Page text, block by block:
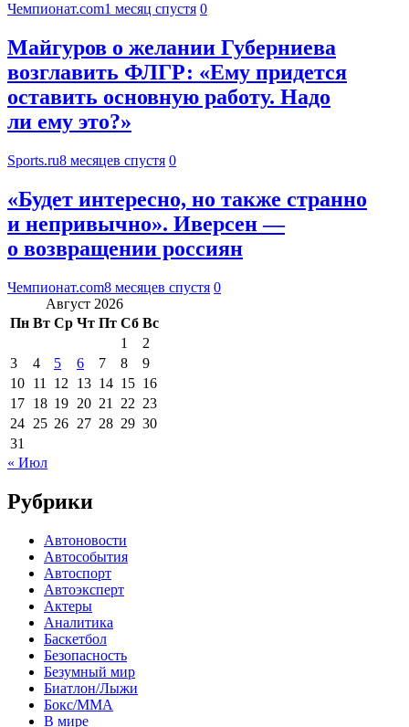
Чемпионат.com1 месяц спустя 0
Майгуров о желании Губерниева
возглавить ФЛГР: «Ему придется
оставить основную работу. Надо
ли ему это?»
Sports.ru8 месяцев спустя 0
«Будет интересно, но также странно
и непривычно». Иверсен —
о возвращении россиян
Чемпионат.com8 месяцев спустя 0
Август 2026
Пн Вт Ср Чт Пт Сб Вс
1
2
3
4 5 6 7 8
9
10 11 12 13 14 15 16
17 18 19 20 21 22 23
24 25 26 27 28 29 30
31
« Июл
Рубрики
Автоновости
Автособытия
Автоспорт
Автоэксперт
Актеры
Аналитика
Баскетбол
Безопасность
Безумный мир
Биатлон/Лыжи
Бокс/MMA
В мире